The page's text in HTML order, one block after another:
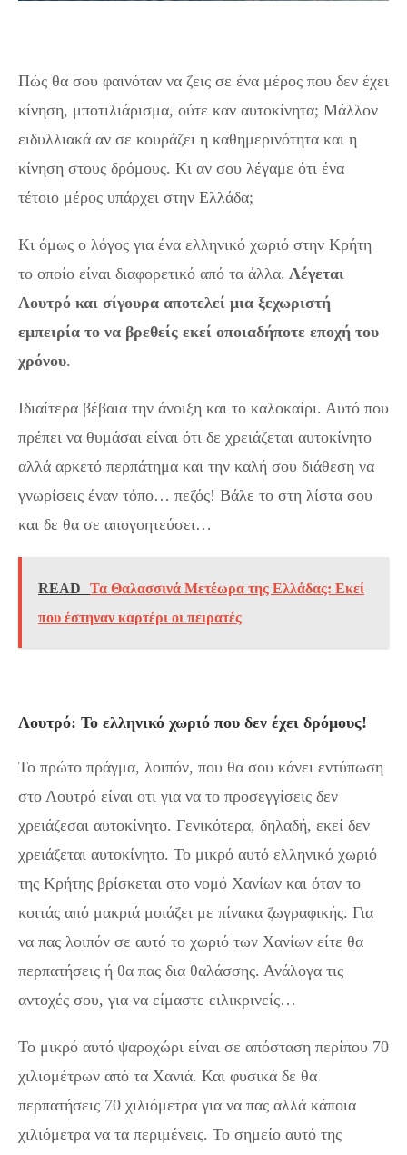
Πώς θα σου φαινόταν να ζεις σε ένα μέρος που δεν έχει
κίνηση, μποτιλιάρισμα, ούτε καν αυτοκίνητα; Μάλλον
ειδυλλιακά αν σε κουράζει η καθημερινότητα και η
κίνηση στους δρόμους. Κι αν σου λέγαμε ότι ένα
τέτοιο μέρος υπάρχει στην Ελλάδα;
Κι όμως ο λόγος για ένα ελληνικό χωριό στην Κρήτη
το οποίο είναι διαφορετικό από τα άλλα. Λέγεται
Λουτρό και σίγουρα αποτελεί μια ξεχωριστή
εμπειρία το να βρεθείς εκεί οποιαδήποτε εποχή του
χρόνου.
Ιδιαίτερα βέβαια την άνοιξη και το καλοκαίρι. Αυτό που
πρέπει να θυμάσαι είναι ότι δε χρειάζεται αυτοκίνητο
αλλά αρκετό περπάτημα και την καλή σου διάθεση να
γνωρίσεις έναν τόπο… πεζός! Βάλε το στη λίστα σου
και δε θα σε απογοητεύσει…
READ
Τα Θαλασσινά Μετέωρα της Ελλάδας: Εκεί
που έστηναν καρτέρι οι πειρατές
Λουτρό: Το ελληνικό χωριό που δεν έχει δρόμους!
Το πρώτο πράγμα, λοιπόν, που θα σου κάνει εντύπωση
στο Λουτρό είναι οτι για να το προσεγγίσεις δεν
χρειάζεσαι αυτοκίνητο. Γενικότερα, δηλαδή, εκεί δεν
χρειάζεται αυτοκίνητο. Το μικρό αυτό ελληνικό χωριό
της Κρήτης βρίσκεται στο νομό Χανίων και όταν το
κοιτάς από μακριά μοιάζει με πίνακα ζωγραφικής. Για
να πας λοιπόν σε αυτό το χωριό των Χανίων είτε θα
περπατήσεις ή θα πας δια θαλάσσης. Ανάλογα τις
αντοχές σου, για να είμαστε ειλικρινείς…
Το μικρό αυτό ψαροχώρι είναι σε απόσταση περίπου 70
χιλιομέτρων από τα Χανιά. Και φυσικά δε θα
περπατήσεις 70 χιλιόμετρα για να πας αλλά κάποια
χιλιόμετρα να τα περιμένεις. Το σημείο αυτό της